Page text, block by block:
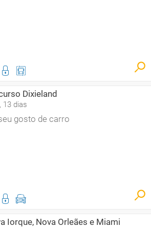
Dixieland
13 dias
gosto de carro
Iorque, Nova Orleães e Miami